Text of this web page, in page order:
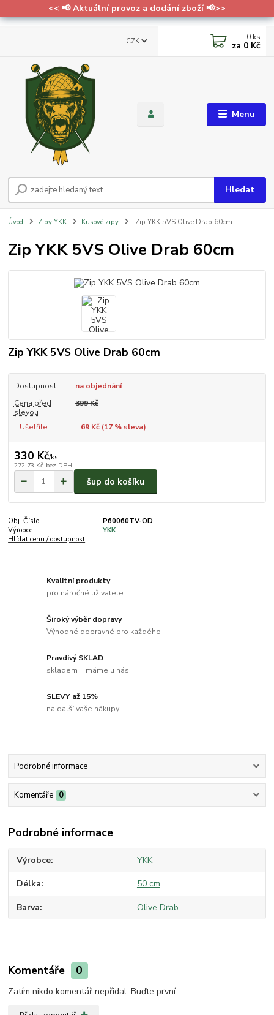
<< 📢 Aktuální provoz a dodání zboží 📢>>
Menu
CZK
Hledat
0 ks
za 0 Kč
Úvod Zipy YKK Kusové zipy Zip YKK 5VS Olive Drab 60cm
Zip YKK 5VS Olive Drab 60cm
Zip YKK 5VS Olive Drab 60cm
Dostupnost
na objednání
Cena před
slevou
399 Kč
Ušetříte 69 Kč (17% sleva)
330 Kč/ks
272,73 Kč bez DPH
šup do košíku
Obj. Číslo
P60060TV-OD
Výrobce:
YKK
Hlídat cenu / dostupnost
Kvalitní produkty
pro náročné uživatele
Široký výběr dopravy
Výhodné dopravné pro každého
Pravdivý SKLAD
skladem = máme u nás
SLEVY až 15%
na další vaše nákupy
Podrobné informace
Komentáře 0
Podrobné informace
Výrobce YKK
Délka 50 cm
Barva Olive Drab
Komentáře 0
Zatím nikdo komentář nepřidal. Buďte první.